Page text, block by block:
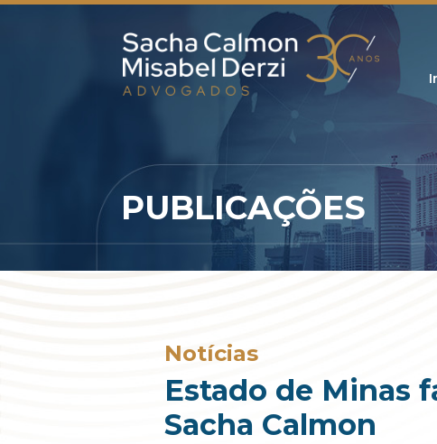
PUBLICAÇÕES
Notícias
Estado de Minas
Sacha Calmon